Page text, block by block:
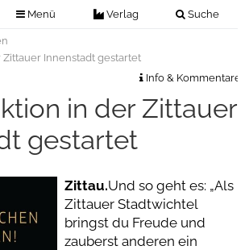
Menü Verlag Suche
Anzeigenannahme
Anzeigensuche
Digitale Ausgaben
Innenstadt gestartet
Info & Kommentare
in der Zittauer
gestartet
Zittau.Und so geht es: „Als
Zittauer Stadtwichtel
bringst du Freude und
zauberst anderen ein